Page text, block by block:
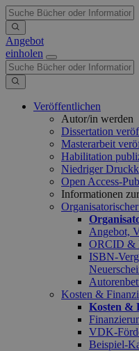
Angebot
einholen
Veröffentlichen
Autor/in werden
Dissertation
Masterarbeit
Habilitation
Niedriger
Open Access-
Informationen
Angebot,
ORCID &
ISBN-
Kosten &
Kosten &
VDK-
Beispiel-